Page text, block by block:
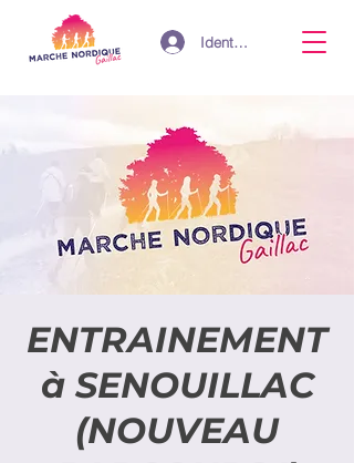
Identifiant
ENTRAINEMENT
à SENOUILLAC
(NOUVEAU